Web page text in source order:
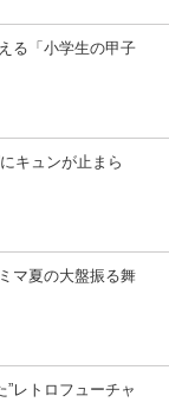
る「小学生の甲子
キュンが止まら
マ夏の大盤振る舞
レトロフューチャ